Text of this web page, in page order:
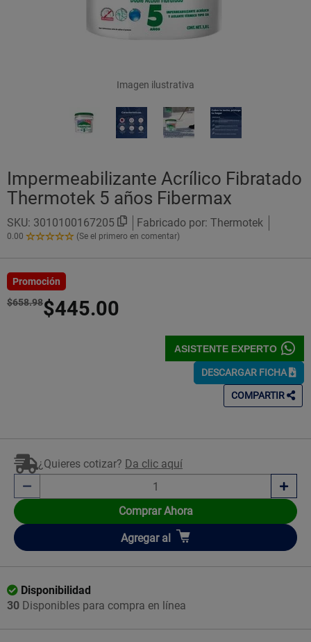
Imagen ilustrativa
Impermeabilizante Acrílico Fibratado
Thermotek 5 años Fibermax
SKU: 3010100167205 Fabricado por: Thermotek
0.00
0.00
Estrellas!
(Se el primero en comentar)
Promoción
$658.98$445.00
ASISTENTE EXPERTO
DESCARGAR FICHA
COMPARTIR
¿Quieres cotizar? Da clic aquí
Comprar Ahora
Añadir
Agregar al
Disponibilidad
30 Disponibles para compra en línea